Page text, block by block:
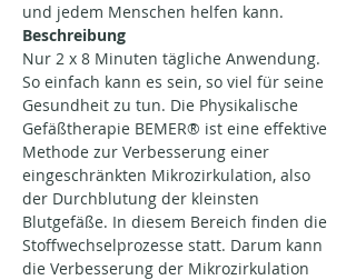
und jedem Menschen helfen kann.
Beschreibung
Nur 2 x 8 Minuten tägliche Anwendung.
So einfach kann es sein, so viel für seine
Gesundheit zu tun. Die Physikalische
Gefäßtherapie BEMER® ist eine effektive
Methode zur Verbesserung einer
eingeschränkten Mikrozirkulation, also
der Durchblutung der kleinsten
Blutgefäße. In diesem Bereich finden die
Stoffwechselprozesse statt. Darum kann
die Verbesserung der Mikrozirkulation